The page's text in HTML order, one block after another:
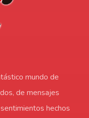
mundo de
de mensajes
hechos